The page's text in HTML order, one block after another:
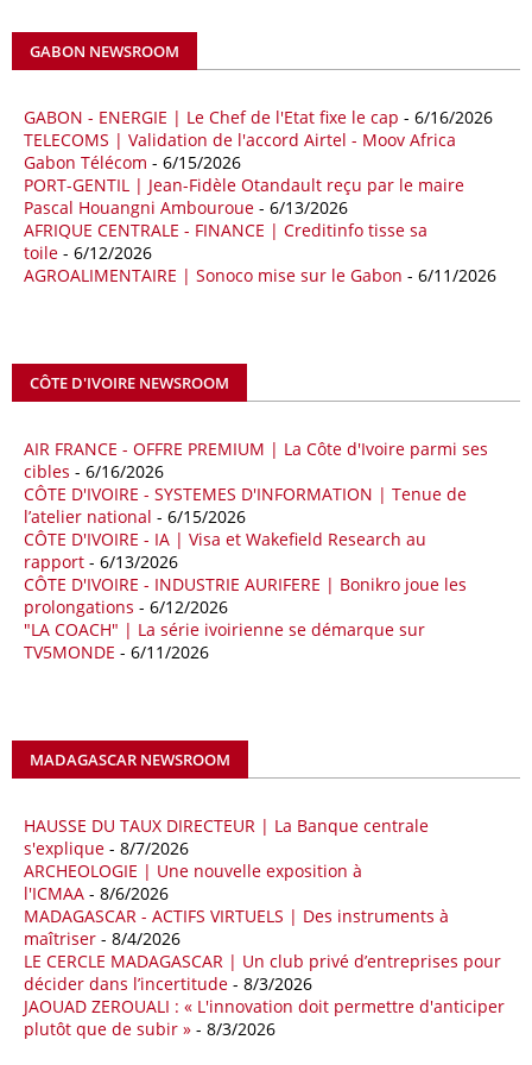
avril, à 81,82 milliards de dollars. Durant la même période, les
importations chinoises en provenance du continent ont atteint 45,02
quatre premiers mois de 2025.
09/05/26 ITALIE - LIBYE
Les deux pays veulent accélérer leurs projets gaziers communs, afin
de sécuriser davantage les approvisionnements énergétiques en
Méditerranée, dans un contexte marqué par des tensions
géopolitiques internationales et des perturbations sur le marché
mondial du gaz. Réunis à Rome le jeudi 7 mai, la Première ministre
coopération et les investissements dans le secteur énergétique. Cette
séquence survient alors que Rome cherche à réduire son exposition
18/04/26 ALGERIE - BP
La multinationale BP signe son retour en Algérie où un permis de
prospection d’hydrocarbures dans le bassin oriental lui a été attribué
par l’Agence nationale pour la valorisation des ressources en
hydrocarbures (ALNAFT). L’information rendue publique mercredi 15
avril par l’institution, intervient dans le cadre de sa politique de relance
de l’exploration. Le périmètre concerné se situe dans une zone de
l’est du pays jugée peu explorée malgré son potentiel. BP pourra y
lancer ses premières opérations de prospection sur le terrain portant
18/04/26 OUGANDA - CITIBANK
américaine Citibank pour arranger la mobilisation des financements
nécessaires à la construction du chemin de fer à écartement standard
(SGR) qui devrait relier la capitale Kampala à la frontière avec le
Kenya, pour un investissement de 2,7 milliards d'euros (3,19 milliards
de dollars). Selon le secrétaire permanent au ministère ougandais des
Finances, Ramathan Ggoobi, lors d’une rencontre entre les ministres
des Finances de l'Ouganda, du Kenya et du Rwanda tenue à
Washington, en marge des réunions de printemps 2026 du FMI et de
la Banque mondiale, des pourparlers avec les institutions de Bretton
Woods ont aussi été engagés en vue d'obtenir leur soutien pour ce
GABON NEWSROOM
GABON - ENERGIE | Le Chef de l'Etat fixe le cap - 6/16/2026
TELECOMS | Validation de l'accord Airtel - Moov Africa
Gabon Télécom - 6/15/2026
PORT-GENTIL | Jean-Fidèle Otandault reçu par le maire
Pascal Houangni Ambouroue - 6/13/2026
AFRIQUE CENTRALE - FINANCE | Creditinfo tisse sa
toile - 6/12/2026
AGROALIMENTAIRE | Sonoco mise sur le Gabon - 6/11/2026
CÔTE D'IVOIRE NEWSROOM
AIR FRANCE - OFFRE PREMIUM | La Côte d'Ivoire parmi ses
cibles - 6/16/2026
CÔTE D'IVOIRE - SYSTEMES D'INFORMATION | Tenue de
l’atelier national - 6/15/2026
CÔTE D'IVOIRE - IA | Visa et Wakefield Research au
rapport - 6/13/2026
CÔTE D'IVOIRE - INDUSTRIE AURIFERE | Bonikro joue les
prolongations - 6/12/2026
"LA COACH" | La série ivoirienne se démarque sur
TV5MONDE - 6/11/2026
MADAGASCAR NEWSROOM
HAUSSE DU TAUX DIRECTEUR | La Banque centrale
s'explique - 8/7/2026
ARCHEOLOGIE | Une nouvelle exposition à
l'ICMAA - 8/6/2026
MADAGASCAR - ACTIFS VIRTUELS | Des instruments à
maîtriser - 8/4/2026
LE CERCLE MADAGASCAR | Un club privé d’entreprises pour
décider dans l’incertitude - 8/3/2026
JAOUAD ZEROUALI : « L'innovation doit permettre d'anticiper
plutôt que de subir » - 8/3/2026